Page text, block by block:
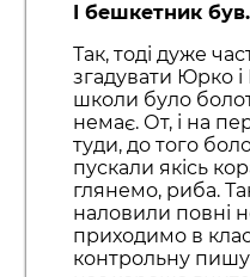
І бешкетник був.
Так, тоді дуже
згадувати Юрко і
школи було
немає. От, і на
туди, до того
пускали якісь
глянемо, риба.
наловили повні
приходимо в
контрольну